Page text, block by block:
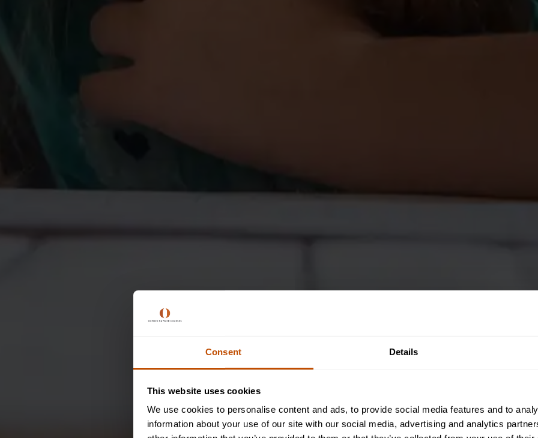
Consent Details
This website uses cookies
We use cookies to personalise content and ads, to provide social media features and to
information about your use of our site with our social media, advertising and analytics